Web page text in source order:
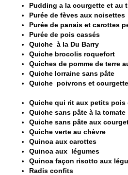
Pudding a la courgette et au
Purée de fèves aux noisettes
Purée de panais et carottes
Purée de pois cassés
Quiche à la Du Barry
Quiche brocolis roquefort
Quiches de pomme de terre
Quiche lorraine sans pâte
Quiche poivrons et
Quiche qui rit aux petits pois
Quiche sans pâte à la tomate
Quiche sans pâte aux
Quiche verte au chèvre
Quinoa aux carottes
Quinoa aux légumes
Quinoa façon risotto aux
Radis confits